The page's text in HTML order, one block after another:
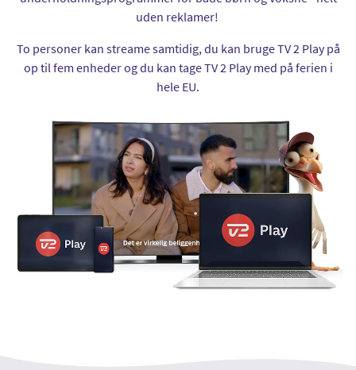
uden reklamer!
To personer kan streame samtidig, du kan bruge TV 2 Play på
op til fem enheder og du kan tage TV 2 Play med på ferien i
hele EU.